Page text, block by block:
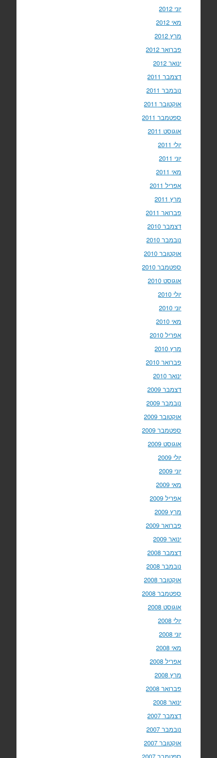
יוני 2012
מאי 2012
מרץ 2012
פברואר 2012
ינואר 2012
דצמבר 2011
נובמבר 2011
אוקטובר 2011
ספטמבר 2011
אוגוסט 2011
יולי 2011
יוני 2011
מאי 2011
אפריל 2011
מרץ 2011
פברואר 2011
דצמבר 2010
נובמבר 2010
אוקטובר 2010
ספטמבר 2010
אוגוסט 2010
יולי 2010
יוני 2010
מאי 2010
אפריל 2010
מרץ 2010
פברואר 2010
ינואר 2010
דצמבר 2009
נובמבר 2009
אוקטובר 2009
ספטמבר 2009
אוגוסט 2009
יולי 2009
יוני 2009
מאי 2009
אפריל 2009
מרץ 2009
פברואר 2009
ינואר 2009
דצמבר 2008
נובמבר 2008
אוקטובר 2008
ספטמבר 2008
אוגוסט 2008
יולי 2008
יוני 2008
מאי 2008
אפריל 2008
מרץ 2008
פברואר 2008
ינואר 2008
דצמבר 2007
נובמבר 2007
אוקטובר 2007